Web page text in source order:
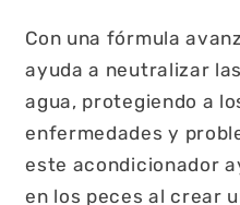
Con una fórmula
ayuda a neutralizar
agua, protegiendo a
enfermedades y
este acondicionador
en los peces al crear